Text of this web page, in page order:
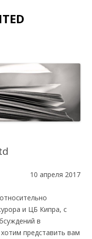
10 апреля 2017
и ЦБ Кипра, с
в
представить вам